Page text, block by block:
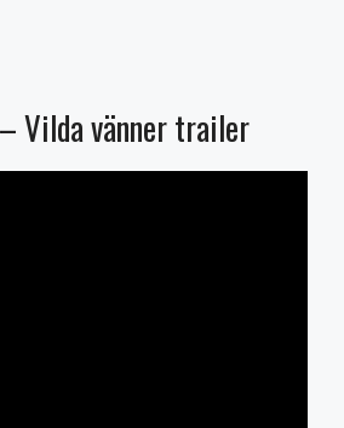
Vilda vänner trailer